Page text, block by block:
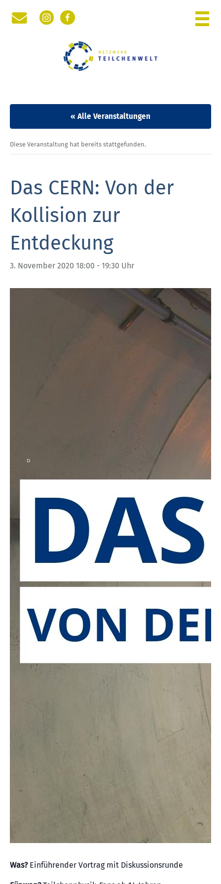
WOCHE DER TEILCHENWELT
PHYSIK DER KLEINSTEN TEILCHEN
Instagram
Facebook
« Alle Veranstaltungen
Diese Veranstaltung hat bereits stattgefunden.
Das CERN: Von der
Kollision zur
Entdeckung
3. November 2020 18:00 - 19:30
Was?Einführender Vortrag mit Diskussionsrunde